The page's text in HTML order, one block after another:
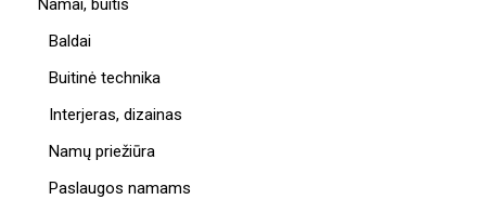
Namai, buitis
Baldai
Buitinė technika
Interjeras, dizainas
Namų priežiūra
Paslaugos namams